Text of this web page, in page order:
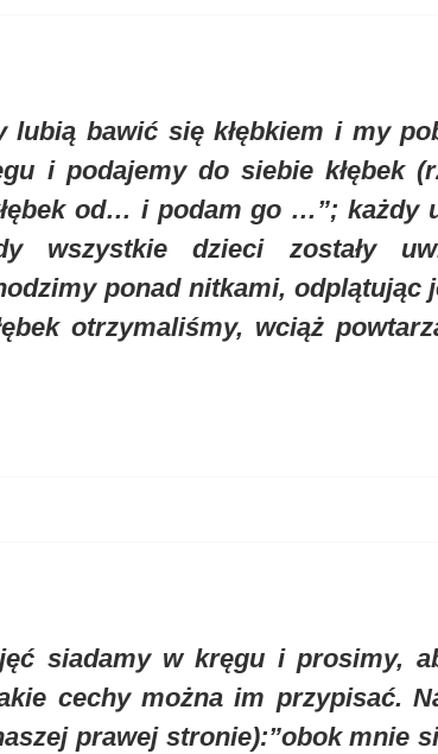
lubią bawić się kłębkiem i my
i podajemy do siebie kłębek
od… i podam go …”; każdy
wszystkie dzieci zostały
ponad nitkami, odplątując
otrzymaliśmy, wciąż
siadamy w kręgu i prosimy,
cechy można im przypisać.
prawej stronie):”obok mnie